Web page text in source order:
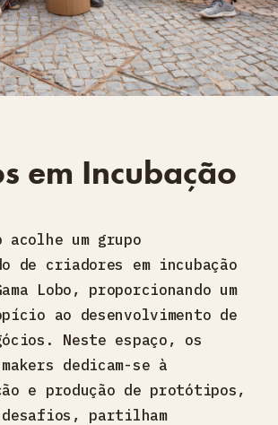
em Incubação
acolhe um grupo
de criadores em incubação
Lobo, proporcionando um
ao desenvolvimento de
Neste espaço, os
dedicam-se à
e produção de protótipos,
desafios, partilham